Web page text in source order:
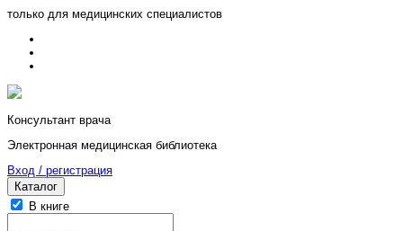
только для медицинских специалистов
Консультант врача
Электронная медицинская библиотека
Вход / регистрация
Каталог
В книге